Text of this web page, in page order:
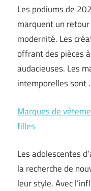
Les podiums de
marquent un
modernité. Les
offrant des pièces
audacieuses. Les
intemporelles sont
Marques de
filles
Les adolescentes
la recherche de
leur style. Avec